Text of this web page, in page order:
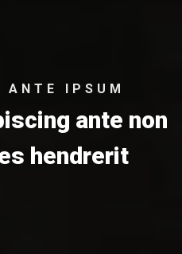
ANTE IPSUM
ante non
hendrerit